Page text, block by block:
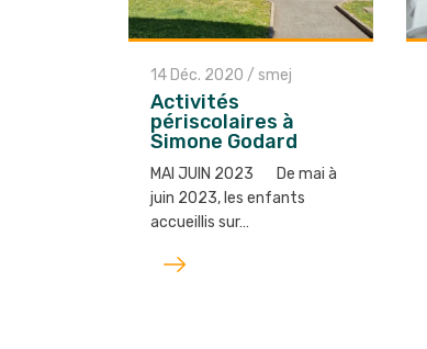
14 Déc. 2020 / smej
Activités
périscolaires à
Simone Godard
MAI JUIN 2023 De mai à
juin 2023, les enfants
accueillis sur…
Lire